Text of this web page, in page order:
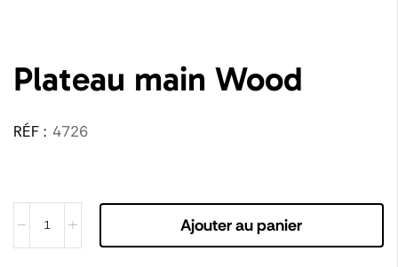
Plateau main Wood
RÉF : 4726
Ajouter au panier